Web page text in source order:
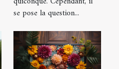
se pose la question...